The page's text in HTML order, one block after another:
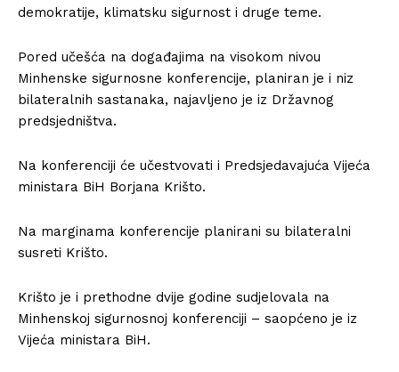
demokratije, klimatsku sigurnost i druge teme.
Pored učešća na događajima na visokom nivou
Minhenske sigurnosne konferencije, planiran je i niz
bilateralnih sastanaka, najavljeno je iz Državnog
predsjedništva.
Na konferenciji će učestvovati i Predsjedavajuća Vijeća
ministara BiH Borjana Krišto.
Na marginama konferencije planirani su bilateralni
susreti Krišto.
Krišto je i prethodne dvije godine sudjelovala na
Minhenskoj sigurnosnoj konferenciji – saopćeno je iz
Vijeća ministara BiH.